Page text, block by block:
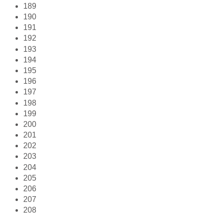
189
190
191
192
193
194
195
196
197
198
199
200
201
202
203
204
205
206
207
208